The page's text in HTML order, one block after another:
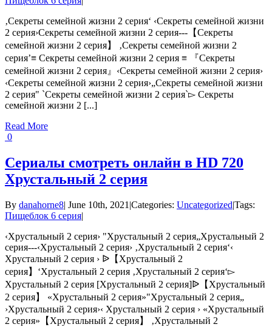
‚Секреты семейной жизни 2 серия‘ ‹Секреты семейной жизни
2 серия›Секреты семейной жизни 2 серия---【Секреты
семейной жизни 2 серия】 ‚Секреты семейной жизни 2
серия’≡ Секреты семейной жизни 2 серия ≡ 『Секреты
семейной жизни 2 серия』‹Секреты семейной жизни 2 серия›
‹Секреты семейной жизни 2 серия›„Секреты семейной жизни
2 серия" `Секреты семейной жизни 2 серия`▻ Секреты
семейной жизни 2 [...]
Read More
0
Сериалы смотреть онлайн в HD 720
Хрустальный 2 серия
By danahorne8| June 10th, 2021 |Categories: Uncategorized|Tags:
Пищеблок 6 серия|
‹Хрустальный 2 серия› "Хрустальный 2 серия„Хрустальный 2
серия---‹Хрустальный 2 серия› ‚Хрустальный 2 серия‘‹
Хрустальный 2 серия › ᐉ【Хрустальный 2
серия】‘Хрустальный 2 серия ‚Хрустальный 2 серия‘▻
Хрустальный 2 серия [Хрустальный 2 серия]ᐉ【Хрустальный
2 серия】 «Хрустальный 2 серия»"Хрустальный 2 серия„
›Хрустальный 2 серия›‹ Хрустальный 2 серия › «Хрустальный
2 серия»【Хрустальный 2 серия】 ‚Хрустальный 2